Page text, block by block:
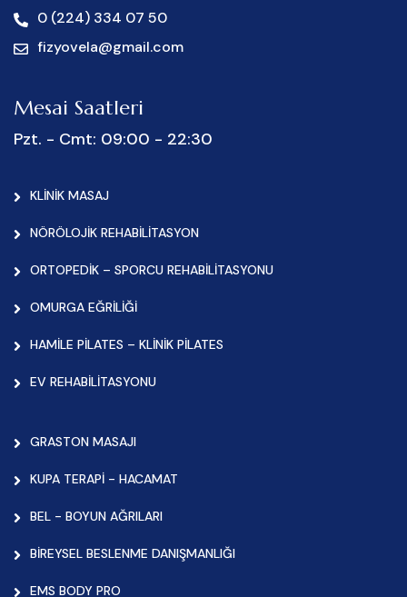
0 (224) 334 07 50
fizyovela@gmail.com
Mesai Saatleri
Pzt. - Cmt: 09:00 - 22:30
KLİNİK MASAJ
NÖRÖLOJİK REHABİLİTASYON
ORTOPEDİK – SPORCU REHABİLİTASYONU
OMURGA EĞRİLİĞİ
HAMİLE PİLATES – KLİNİK PİLATES
EV REHABİLİTASYONU
GRASTON MASAJI
KUPA TERAPİ - HACAMAT
BEL - BOYUN AĞRILARI
BİREYSEL BESLENME DANIŞMANLIĞI
EMS BODY PRO